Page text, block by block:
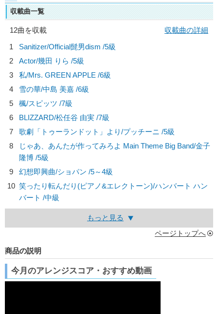
収載曲一覧
12曲を収載
収載曲の詳細
1
Sanitizer/Official髭男dism /5級
2
Actor/幾田 りら /5級
3
私/Mrs. GREEN APPLE /6級
4
雪の華/中島 美嘉 /6級
5
楓/スピッツ /7級
6
BLIZZARD/松任谷 由実 /7級
7
歌劇「トゥーランドット」より/プッチーニ /5級
8
じゃあ、あんたが作ってみろよ Main Theme Big Band/金子
隆博 /5級
9
幻想即興曲/ショパン /5～4級
10 笑ったり転んだり(ピアノ&エレクトーン)/ハンバート ハン
バート /中級
もっと見る
ページトップへ
商品の説明
今月のアレンジスコア・おすすめ動画